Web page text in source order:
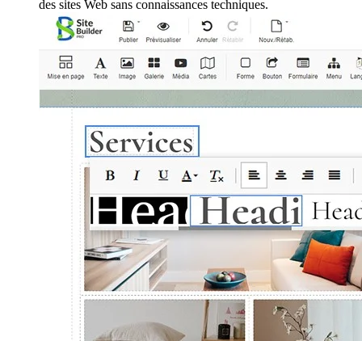
des sites Web sans connaissances techniques.